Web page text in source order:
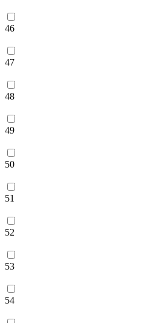
46
47
48
49
50
51
52
53
54